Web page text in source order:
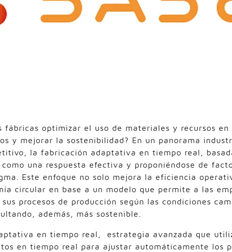
fábricas optimizar el uso de materiales y recursos
y mejorar la sostenibilidad? En un panorama
la fabricación adaptativa en tiempo real,
una respuesta efectiva y proponiéndose de
Este enfoque no solo mejora la eficiencia
circular en base a un modelo que permite a las
procesos de producción según las condiciones
además, más sostenible.
en tiempo real, estrategia avanzada que
en tiempo real para ajustar automáticamente los